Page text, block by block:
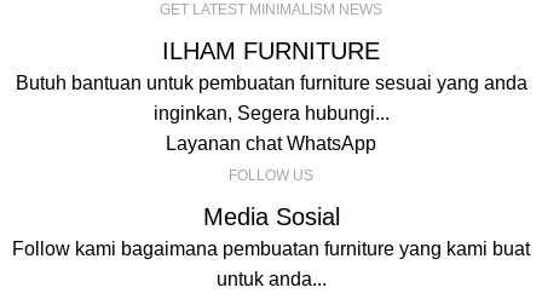
GET LATEST MINIMALISM NEWS
ILHAM FURNITURE
Butuh bantuan untuk pembuatan furniture sesuai yang anda
inginkan, Segera hubungi...
Layanan chat WhatsApp
FOLLOW US
Media Sosial
Follow kami bagaimana pembuatan furniture yang kami buat
untuk anda...